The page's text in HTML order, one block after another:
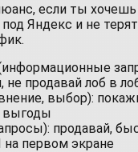
если ты хочешь
Яндекс и не
не продавай лоб в
выбор):
выгоды
продавай,
первом экране